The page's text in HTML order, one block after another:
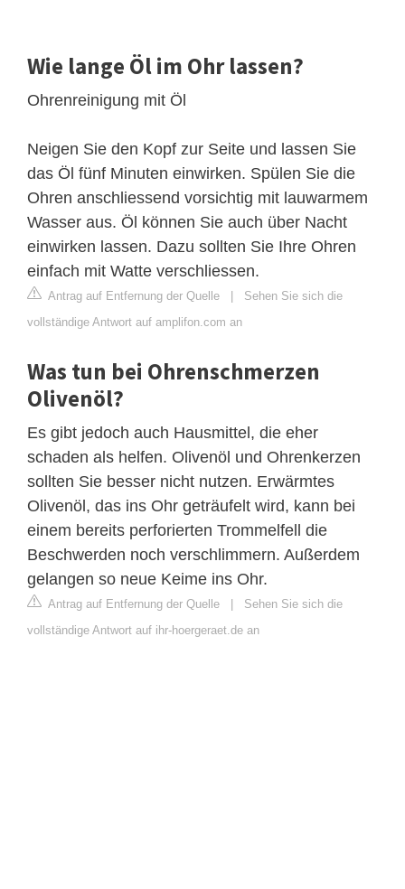
Wie lange Öl im Ohr lassen?
Ohrenreinigung mit Öl
Neigen Sie den Kopf zur Seite und lassen Sie
das Öl fünf Minuten einwirken. Spülen Sie die
Ohren anschliessend vorsichtig mit lauwarmem
Wasser aus. Öl können Sie auch über Nacht
einwirken lassen. Dazu sollten Sie Ihre Ohren
einfach mit Watte verschliessen.
Antrag auf Entfernung der Quelle
Sehen Sie sich die
vollständige Antwort auf amplifon.com an
Was tun bei Ohrenschmerzen
Olivenöl?
Es gibt jedoch auch Hausmittel, die eher
schaden als helfen. Olivenöl und Ohrenkerzen
sollten Sie besser nicht nutzen. Erwärmtes
Olivenöl, das ins Ohr geträufelt wird, kann bei
einem bereits perforierten Trommelfell die
Beschwerden noch verschlimmern. Außerdem
gelangen so neue Keime ins Ohr.
Antrag auf Entfernung der Quelle
Sehen Sie sich die
vollständige Antwort auf ihr-hoergeraet.de an